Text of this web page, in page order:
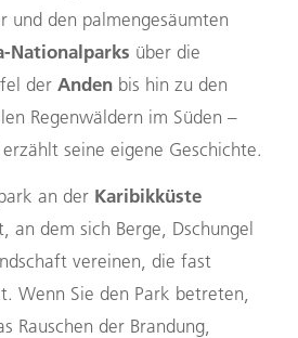
und den palmengesäumten
Nationalparks über die
der Anden bis hin zu den
Regenwäldern im Süden –
seine eigene Geschichte.
an der Karibikküste
an dem sich Berge, Dschungel
vereinen, die fast
Wenn Sie den Park betreten,
Rauschen der Brandung,